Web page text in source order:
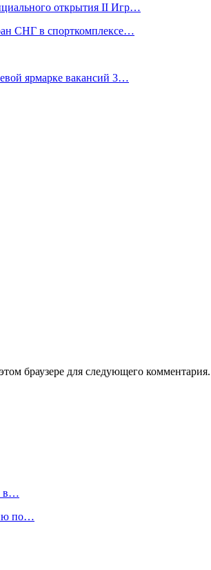
открытия II Игр…
СНГ в спорткомплексе…
ярмарке вакансий 3…
браузере для следующего комментария.
в…
по…